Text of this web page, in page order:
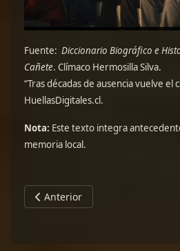
Fuente: Diccionario Biográfico e
Cañete. Clímaco Hermosilla Silva.
“Tras décadas de ausencia vuelve el
HuellasDigitales.cl.
Nota: Este texto integra
memoria local.
Artículo anterior: Lebu:
Anterior